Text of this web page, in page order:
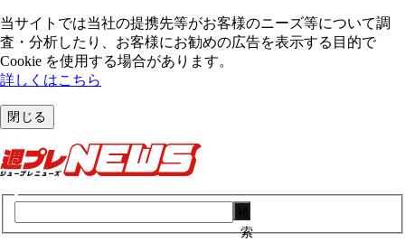
当サイトでは当社の提携先等がお客様のニーズ等について調
査・分析したり、お客様にお勧めの広告を表⽰する⽬的で
Cookie を使⽤する場合があります。
詳しくはこちら
閉じる
索